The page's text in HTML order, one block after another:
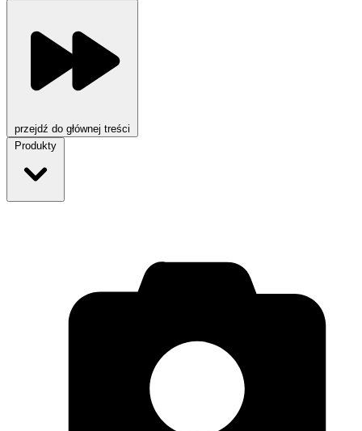
przejdź do głównej treści
Produkty